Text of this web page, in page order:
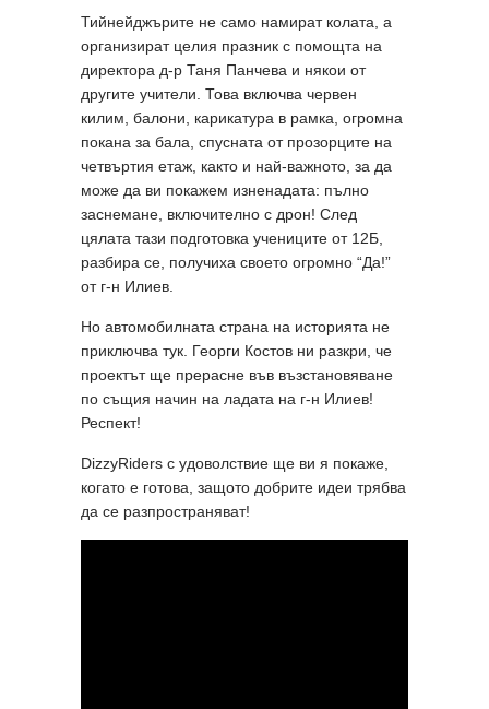
Тийнейджърите не само намират колата, а
организират целия празник с помощта на
директора д-р Таня Панчева и някои от
другите учители. Това включва червен
килим, балони, карикатура в рамка, огромна
покана за бала, спусната от прозорците на
четвъртия етаж, както и най-важното, за да
може да ви покажем изненадата: пълно
заснемане, включително с дрон! След
цялата тази подготовка учениците от 12Б,
разбира се, получиха своето огромно “Да!”
от г-н Илиев.
Но автомобилната страна на историята не
приключва тук. Георги Костов ни разкри, че
проектът ще прерасне във възстановяване
по същия начин на ладата на г-н Илиев!
Респект!
DizzyRiders с удоволствие ще ви я покаже,
когато е готова, защото добрите идеи трябва
да се разпространяват!